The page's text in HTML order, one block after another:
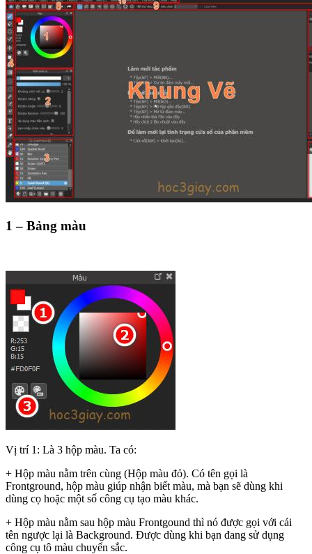
1 – Bảng màu
Vị trí 1: Là 3 hộp màu. Ta có:
+ Hộp màu nằm trên cùng (Hộp màu đỏ). Có tên gọi là
Frontground, hộp màu giúp nhận biết màu, mà bạn sẽ dùng khi
dùng cọ hoặc một số công cụ tạo màu khác.
+ Hộp màu nằm sau hộp màu Frontgound thì nó được gọi với cái
tên ngược lại là Background. Được dùng khi bạn đang sử dụng
công cụ tô màu chuyển sắc.